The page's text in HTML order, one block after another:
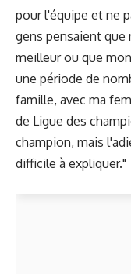
pour l'équipe et ne
gens pensaient que
meilleur ou que
une période de
famille, avec ma
de Ligue des
champion, mais
difficile à expliquer."